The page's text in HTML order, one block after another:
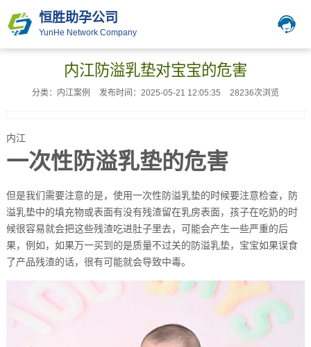
恒胜助孕公司
YunHe Network Company
内江防溢乳垫对宝宝的危害
分类：内江案例 发布时间：2025-05-21 12:05:35 28236次浏览
内江
一次性防溢乳垫的危害
但是我们需要注意的是，使用一次性防溢乳垫的时候要注意检查，防
溢乳垫中的填充物或表面有没有残渣留在乳房表面，孩子在吃奶的时
候很容易就会把这些残渣吃进肚子里去，可能会产生一些严重的后
果，例如，如果万一买到的是质量不过关的防溢乳垫，宝宝如果误食
了产品残渣的话，很有可能就会导致中毒。